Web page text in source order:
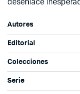
desenlace
Autores
Editorial
Colecciones
Serie